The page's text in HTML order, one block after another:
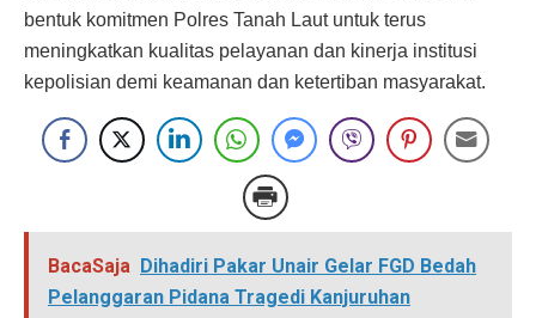
bentuk komitmen Polres Tanah Laut untuk terus
meningkatkan kualitas pelayanan dan kinerja institusi
kepolisian demi keamanan dan ketertiban masyarakat.
BacaSaja Dihadiri Pakar Unair Gelar FGD Bedah
Pelanggaran Pidana Tragedi Kanjuruhan